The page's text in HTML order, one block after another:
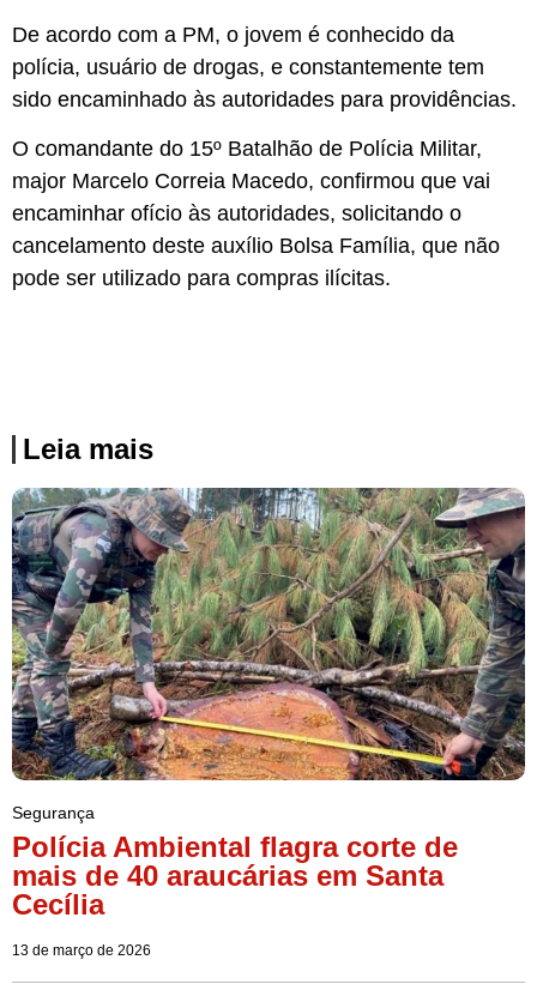
De acordo com a PM, o jovem é conhecido da
polícia, usuário de drogas, e constantemente tem
sido encaminhado às autoridades para providências.
O comandante do 15º Batalhão de Polícia Militar,
major Marcelo Correia Macedo, confirmou que vai
encaminhar ofício às autoridades, solicitando o
cancelamento deste auxílio Bolsa Família, que não
pode ser utilizado para compras ilícitas.
Leia mais
Segurança
Polícia Ambiental flagra corte de
mais de 40 araucárias em Santa
Cecília
13 de março de 2026